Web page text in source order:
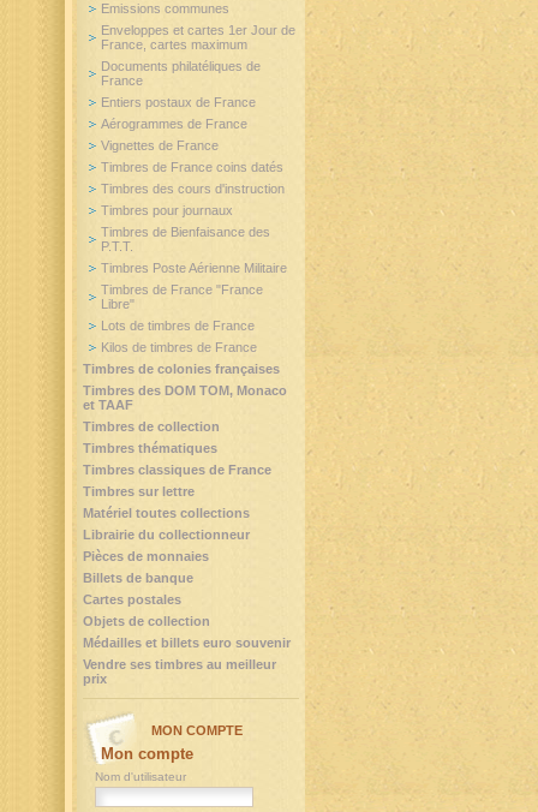
Emissions communes
Enveloppes et cartes 1er Jour de
France, cartes maximum
Documents philatéliques de
France
Entiers postaux de France
Aérogrammes de France
Vignettes de France
Timbres de France coins datés
Timbres des cours d'instruction
Timbres pour journaux
Timbres de Bienfaisance des
P.T.T.
Timbres Poste Aérienne Militaire
Timbres de France "France
Libre"
Lots de timbres de France
Kilos de timbres de France
Timbres de colonies françaises
Timbres des DOM TOM, Monaco
et TAAF
Timbres de collection
Timbres thématiques
Timbres classiques de France
Timbres sur lettre
Matériel toutes collections
Librairie du collectionneur
Pièces de monnaies
Billets de banque
Cartes postales
Objets de collection
Médailles et billets euro souvenir
Vendre ses timbres au meilleur
prix
MON COMPTE
Mon compte
Nom d'utilisateur